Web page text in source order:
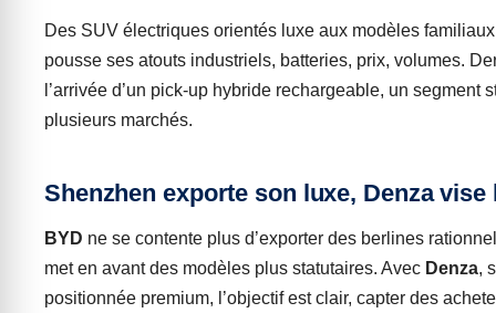
Des SUV électriques orientés luxe aux modèles
pousse ses atouts industriels, batteries, prix, volumes.
l’arrivée d’un pick-up hybride rechargeable, un segment
plusieurs marchés.
Shenzhen exporte son luxe, Denza vise
BYD ne se contente plus d’exporter des berlines
met en avant des modèles plus statutaires. Avec Denza,
positionnée premium, l’objectif est clair, capter des